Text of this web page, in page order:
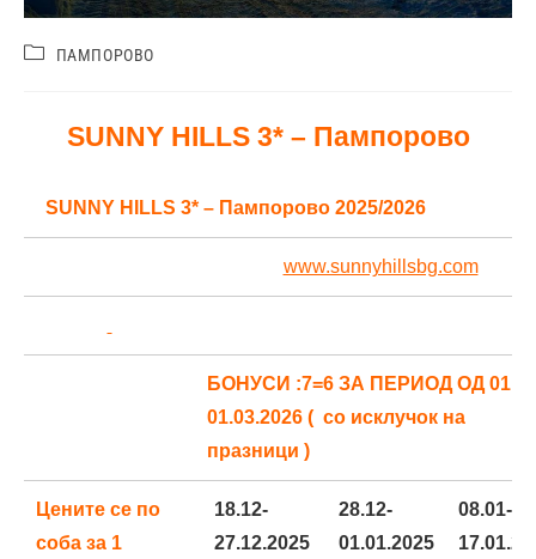
ПАМПОРОВО
SUNNY HILLS 3* – Пампорово
SUNNY HILLS 3* – Пампорово 2025/2026
www.sunnyhillsbg.com
БОНУСИ :7=6 ЗА ПЕРИОД ОД
01.03.2026 ( со исклучок на
празници )
Цените се по
соба за 1
18.12-
27.12.2025
28.12-
01.01.2025
08.01-